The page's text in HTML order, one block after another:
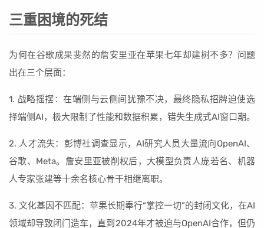
三重困境的死结
为何在谷歌成果斐然的詹安里亚在苹果七年却建树不多？问题
出在三个层面：
1. 战略摇摆：在端侧与云侧间犹豫不决，最终隐私招牌迫使选
择端侧AI，极大限制了性能和数据积累，错失生成式AI窗口期。
2. 人才流失：彭博社调查显示，AI研究人员大量流向OpenAI、
谷歌、Meta。詹安里亚被削权后，大模型负责人庞若名、机器
人专家张建等十余名核心骨干相继离职。
3. 文化基因不匹配：苹果长期奉行“掌控一切”的封闭文化，在AI
领域却导致闭门造车，直到2024年才被迫与OpenAI合作，但仍